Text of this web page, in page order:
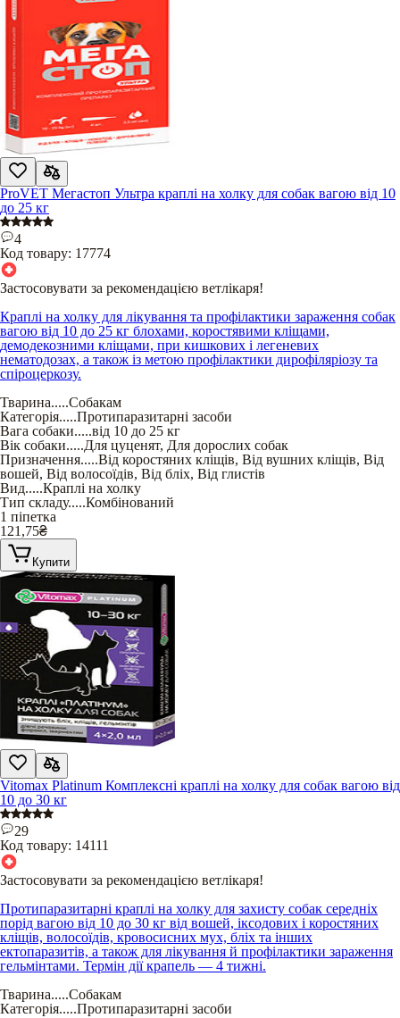
ProVET Мегастоп Ультра краплі на холку для собак вагою від 10
до 25 кг
4
Код товару: 17774
Застосовувати за рекомендацією ветлікаря!
Краплі на холку для лікування та профілактики зараження собак
вагою від 10 до 25 кг блохами, коростявими кліщами,
демодекозними кліщами, при кишкових і легеневих
нематодозах, а також із метою профілактики дирофіляріозу та
спіроцеркозу.
Тварина.....Собакам
Категорія.....Протипаразитарні засоби
Вага собаки.....від 10 до 25 кг
Вік собаки.....Для цуценят, Для дорослих собак
Призначення.....Від коростяних кліщів, Від вушних кліщів, Від
вошей, Від волосоїдів, Від бліх, Від глистів
Вид.....Краплі на холку
Тип складу.....Комбінований
1 піпетка
121,75₴
Купити
Vitomax Platinum Комплексні краплі на холку для собак вагою від
10 до 30 кг
29
Код товару: 14111
Застосовувати за рекомендацією ветлікаря!
Протипаразитарні краплі на холку для захисту собак середніх
порід вагою від 10 до 30 кг від вошей, іксодових і коростяних
кліщів, волосоїдів, кровосисних мух, бліх та інших
ектопаразитів, а також для лікування й профілактики зараження
гельмінтами. Термін дії крапель — 4 тижні.
Тварина.....Собакам
Категорія.....Протипаразитарні засоби